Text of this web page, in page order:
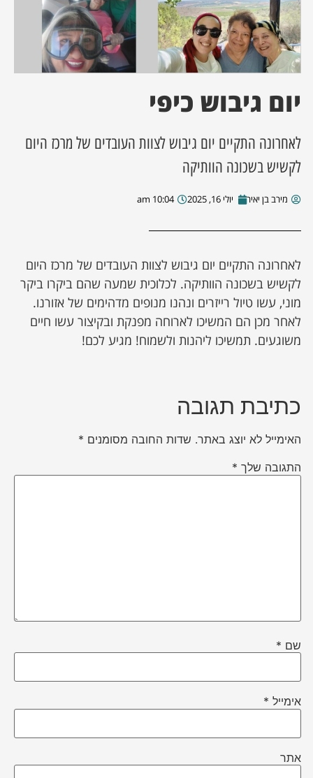
מסע מלחמה
השבוע
מקומית
עסקים
יום גיבוש כיפי
לאחרונה התקיים יום גיבוש לצוות העובדים של מרכז היום
לקשיש בשכונה הוותיקה
מירב בן יאיר יולי 16, 2025 10:04 am
לאחרונה התקיים יום גיבוש לצוות העובדים של מרכז היום
לקשיש בשכונה הוותיקה. לכלוכית שמעה שהם ביקרו ביקר
מוני, עשו טיול רייזרים ונהנו מנופים מדהימים של אזורנו.
לאחר מכן הם המשיכו לארוחה מפנקת ובקיצור עשו חיים
משוגעים. תמשיכו ליהנות ולשמוח! מגיע לכם!
כתיבת תגובה
האימייל לא יוצג באתר. שדות החובה מסומנים *
התגובה שלך *
שם *
אימייל *
אתר